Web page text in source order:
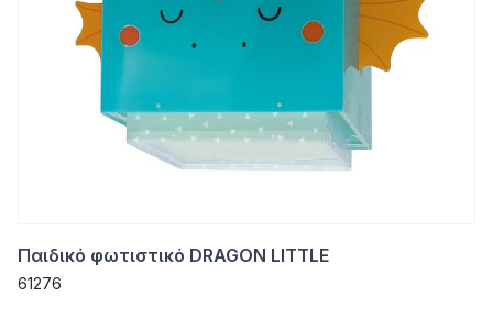
Παιδικό φωτιστικό DRAGON LITTLE
61276